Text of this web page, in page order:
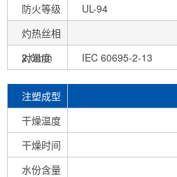
防火等级
UL-94
灼热丝相
对温度
2.0mm IEC 60695-2-13
注塑成型
条件
干燥温度
干燥时间
水份含量